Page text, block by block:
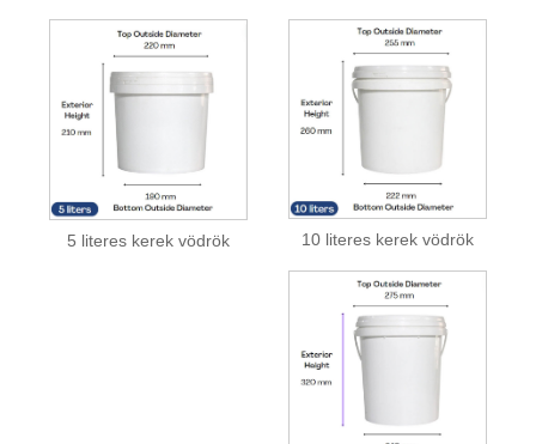
5 literes kerek vödrök 10 literes kerek vödrök